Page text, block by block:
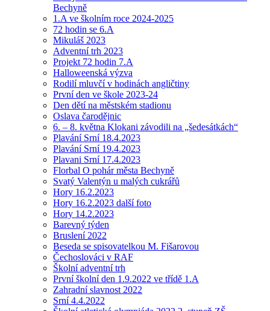
Bechyně
1.A ve školním roce 2024-2025
72 hodin se 6.A
Mikuláš 2023
Adventní trh 2023
Projekt 72 hodin 7.A
Halloweenská výzva
Rodilí mluvčí v hodinách angličtiny
První den ve škole 2023-24
Den dětí na městském stadionu
Oslava čarodějnic
6. – 8. května Klokani závodili na „šedesátkách“
Plavání Srní 18.4.2023
Plavání Srní 19.4.2023
Plavani Srní 17.4.2023
Florbal O pohár města Bechyně
Svatý Valentýn u malých cukrářů
Hory 16.2.2023
Hory 16.2.2023 další foto
Hory 14.2.2023
Barevný týden
Bruslení 2022
Beseda se spisovatelkou M. Fišarovou
Čechoslováci v RAF
Školní adventní trh
První školní den 1.9.2022 ve třídě 1.A
Zahradní slavnost 2022
Srní 4.4.2022